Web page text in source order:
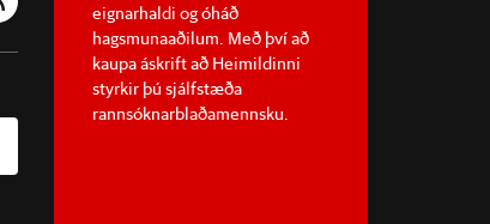
eignarhaldi og óháð
hagsmunaaðilum. Með því að
kaupa áskrift að Heimildinni
styrkir þú sjálfstæða
rannsóknarblaðamennsku.